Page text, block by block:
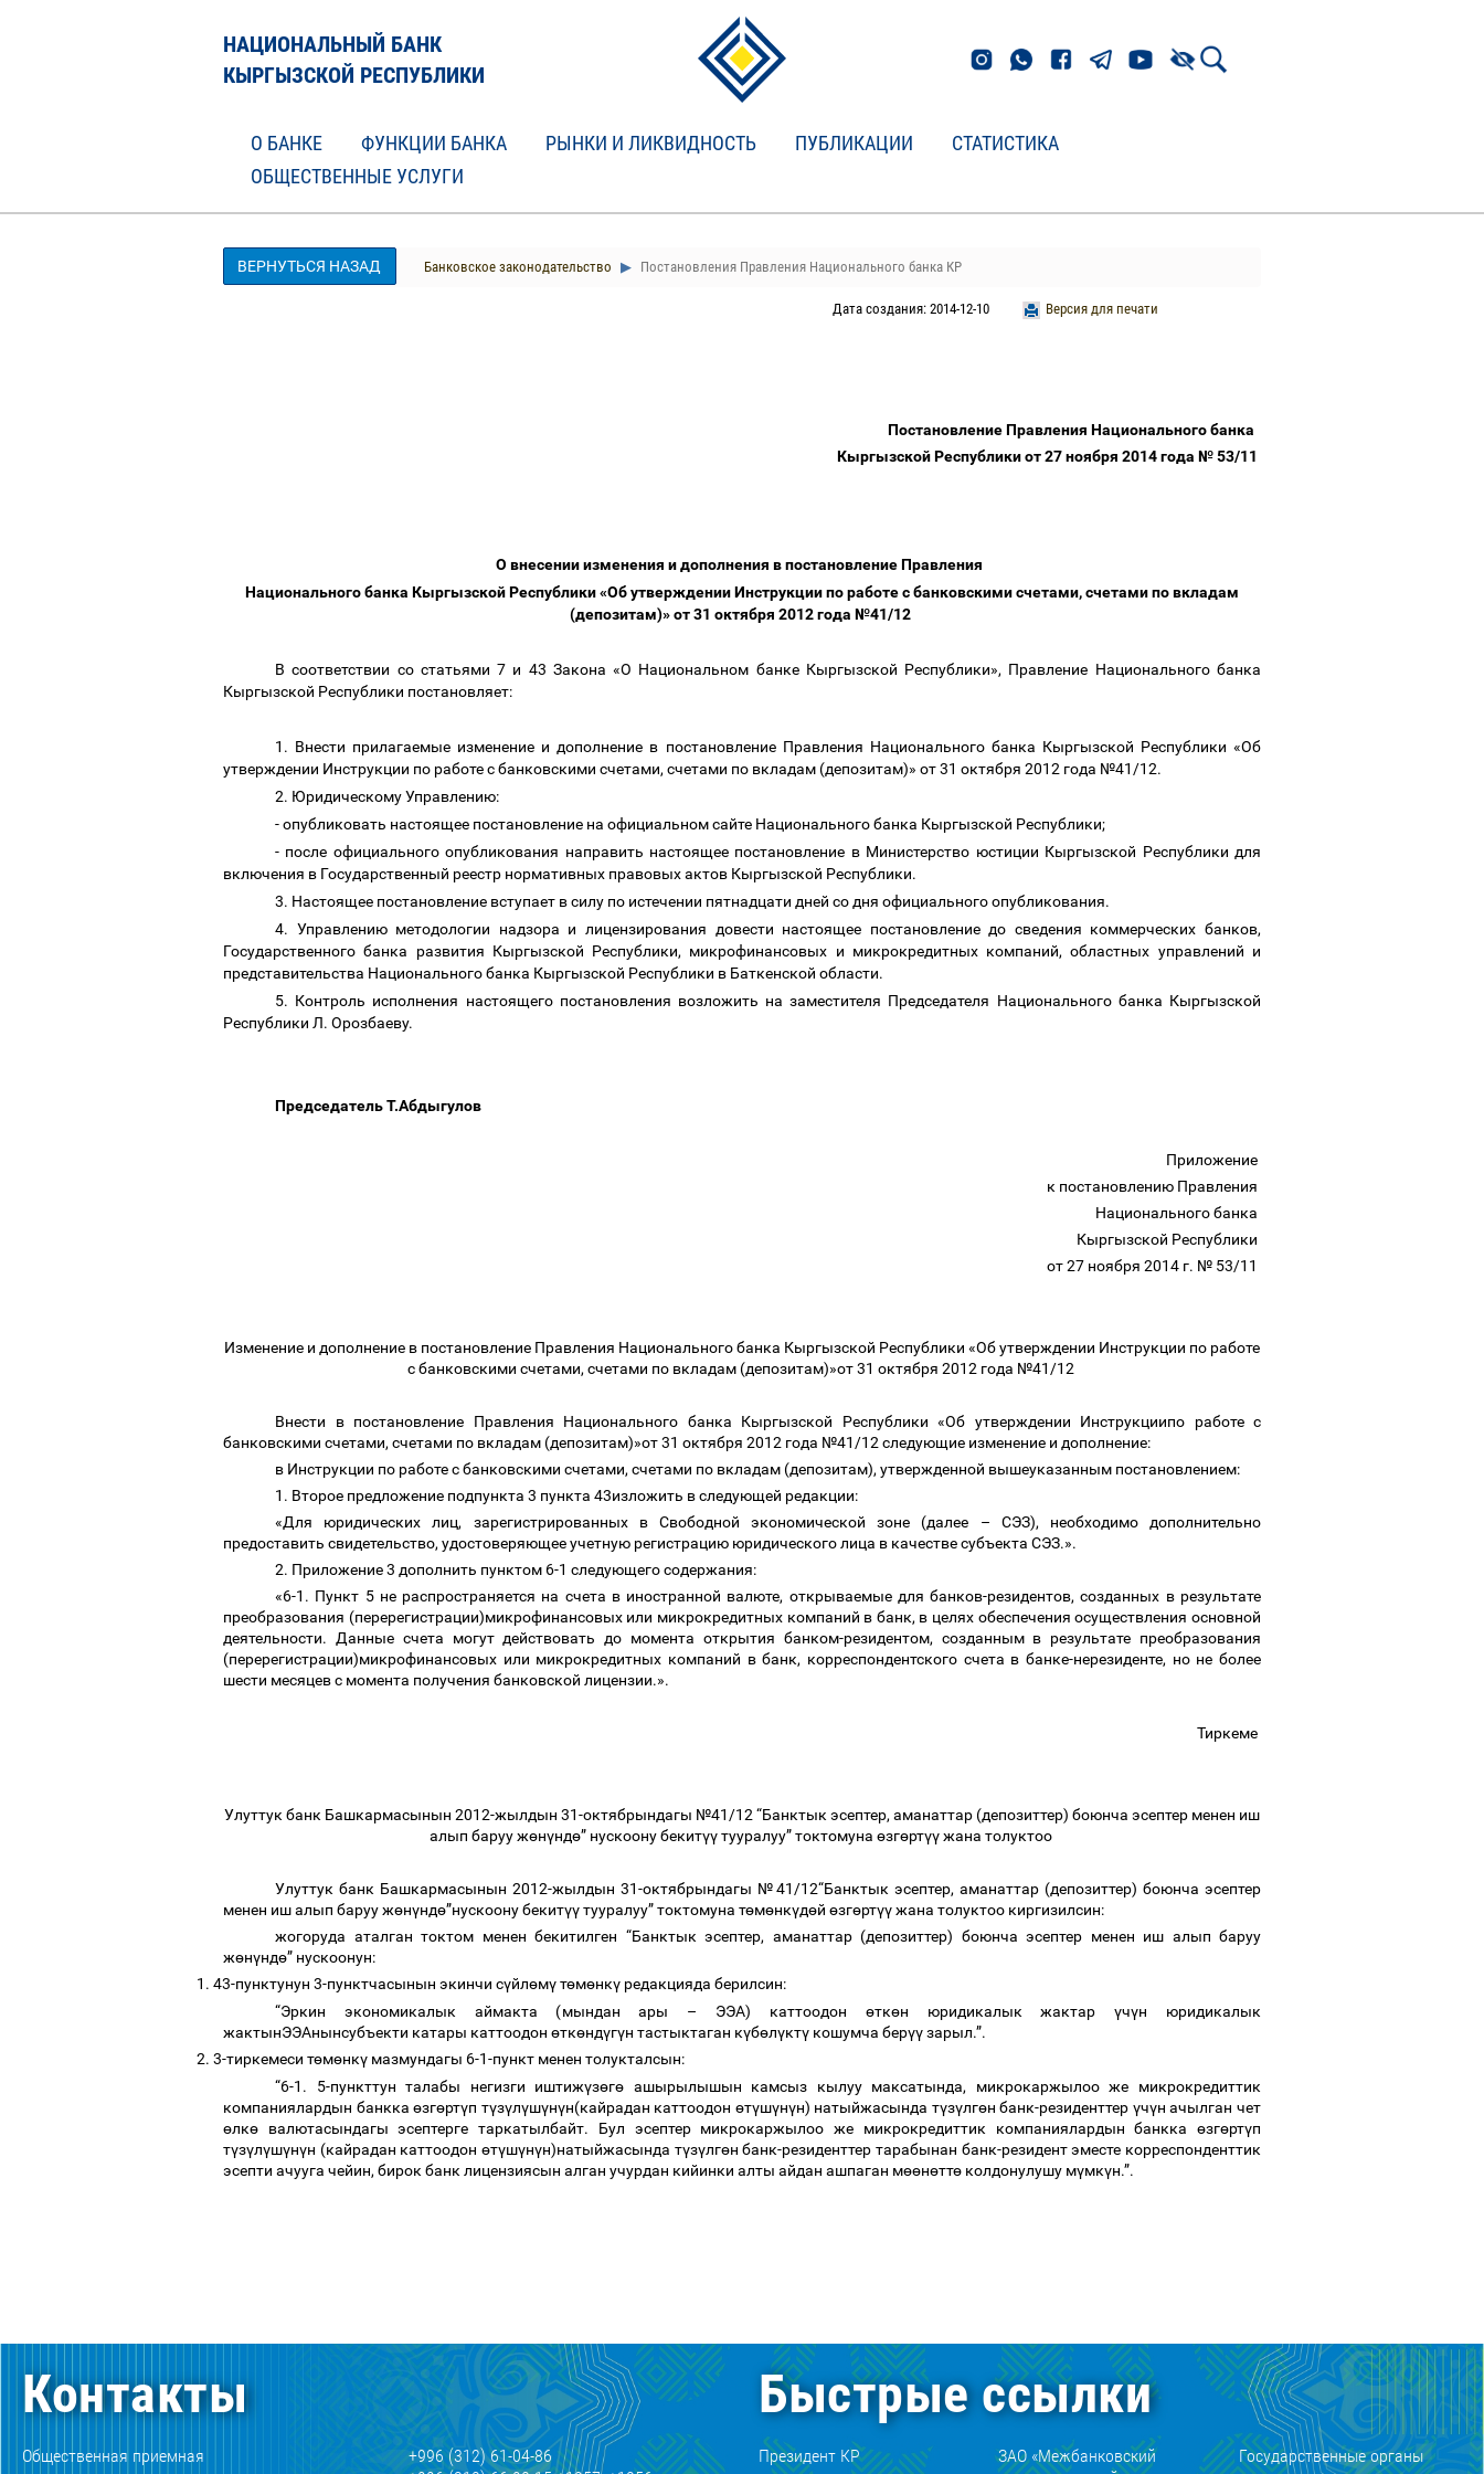
НАЦИОНАЛЬНЫЙ БАНК
КЫРГЫЗСКОЙ РЕСПУБЛИКИ
О БАНКЕ ФУНКЦИИ БАНКА РЫНКИ И ЛИКВИДНОСТЬ ПУБЛИКАЦИИ
СТАТИСТИКА
ОБЩЕСТВЕННЫЕ УСЛУГИ
ВЕРНУТЬСЯ НАЗАД Банковское законодательство Постановления Правления Национального банка КР
Версия для печати
Дата создания: 2014-12-10
Постановление Правления Национального банка
Кыргызской Республики от 27 ноября 2014 года № 53/11
О внесении изменения и дополнения в постановление Правления
Национального банка Кыргызской Республики «Об утверждении Инструкции по работе с банковскими счетами, счетами по вкладам
(депозитам)» от 31 октября 2012 года №41/12
В соответствии со статьями 7 и 43 Закона «О Национальном банке Кыргызской Республики», Правление Национального банка
Кыргызской Республики постановляет:
1. Внести прилагаемые изменение и дополнение в постановление Правления Национального банка Кыргызской Республики «Об
утверждении Инструкции по работе с банковскими счетами, счетами по вкладам (депозитам)» от 31 октября 2012 года №41/12.
2. Юридическому Управлению:
- опубликовать настоящее постановление на официальном сайте Национального банка Кыргызской Республики;
- после официального опубликования направить настоящее постановление в Министерство юстиции Кыргызской Республики для
включения в Государственный реестр нормативных правовых актов Кыргызской Республики.
3. Настоящее постановление вступает в силу по истечении пятнадцати дней со дня официального опубликования.
4. Управлению методологии надзора и лицензирования довести настоящее постановление до сведения коммерческих банков,
Государственного банка развития Кыргызской Республики, микрофинансовых и микрокредитных компаний, областных управлений и
представительства Национального банка Кыргызской Республики в Баткенской области.
5. Контроль исполнения настоящего постановления возложить на заместителя Председателя Национального банка Кыргызской
Республики Л. Орозбаеву.
Председатель Т.Абдыгулов
Приложение
к постановлению Правления
Национального банка
Кыргызской Республики
от 27 ноября 2014 г. № 53/11
Изменение и дополнение в постановление Правления Национального банка Кыргызской Республики «Об утверждении Инструкции по работе
с банковскими счетами, счетами по вкладам (депозитам)»от 31 октября 2012 года №41/12
Внести в постановление Правления Национального банка Кыргызской Республики «Об утверждении Инструкциипо работе с
банковскими счетами, счетами по вкладам (депозитам)»от 31 октября 2012 года №41/12 следующие изменение и дополнение:
в Инструкции по работе с банковскими счетами, счетами по вкладам (депозитам), утвержденной вышеуказанным постановлением:
1. Второе предложение подпункта 3 пункта 43изложить в следующей редакции:
«Для юридических лиц, зарегистрированных в Свободной экономической зоне (далее – СЭЗ), необходимо дополнительно
предоставить свидетельство, удостоверяющее учетную регистрацию юридического лица в качестве субъекта СЭЗ.».
2. Приложение 3 дополнить пунктом 6-1 следующего содержания:
«6-1. Пункт 5 не распространяется на счета в иностранной валюте, открываемые для банков-резидентов, созданных в результате
преобразования (перерегистрации)микрофинансовых или микрокредитных компаний в банк, в целях обеспечения осуществления основной
деятельности. Данные счета могут действовать до момента открытия банком-резидентом, созданным в результате преобразования
(перерегистрации)микрофинансовых или микрокредитных компаний в банк, корреспондентского счета в банке-нерезиденте, но не более
шести месяцев с момента получения банковской лицензии.».
Тиркеме
Улуттук банк Башкармасынын 2012-жылдын 31-октябрындагы №41/12 “Банктык эсептер, аманаттар (депозиттер) боюнча эсептер менен иш
алып баруу жөнүндө” нускоону бекитүүтууралуу” токтомуна өзгөртүүжана толуктоо
Улуттук банк Башкармасынын 2012-жылдын 31-октябрындагы №41/12“Банктык эсептер, аманаттар (депозиттер) боюнча эсептер
менен иш алып баруу жөнүндө”нускоону бекитүүтууралуу” токтомуна төмөнкүдөй өзгөртүүжана толуктоо киргизилсин:
жогоруда аталган токтом менен бекитилген “Банктык эсептер, аманаттар (депозиттер) боюнча эсептер менен иш алып баруу
жөнүндө” нускоонун:
1. 43-пунктунун 3-пунктчасынын экинчи сүйлөмүтөмөнкү редакцияда берилсин:
“Эркин экономикалык аймакта (мындан ары – ЭЭА) каттоодон өткөн юридикалык жактарүчүн юридикалык
жактынЭЭАнынсубъекти катары каттоодон өткөндүгүн тастыктаган күбөлүктү кошумча берүүзарыл.”.
2. 3-тиркемеси төмөнкү мазмундагы 6-1-пункт менен толукталсын:
“6-1. 5-пункттун талабы негизги иштижүзөгө ашырылышын камсыз кылуу максатында, микрокаржылоо же микрокредиттик
компаниялардын банккаөзгөртүп түзүлүшүнүн(кайрадан каттоодон өтүшүнүн) натыйжасында түзүлгөн банк-резиденттер үчүн ачылган чет
өлкө валютасындагы эсептерге таркатылбайт. Бул эсептер микрокаржылоо же микрокредиттик компаниялардын банкка өзгөртүп
түзүлүшүнүн (кайрадан каттоодон өтүшүнүн)натыйжасында түзүлгөн банк-резиденттер тарабынан банк-резидент эместе корреспонденттик
эсепти ачууга чейин, бирок банк лицензиясын алган учурдан кийинки алты айдан ашпаган мөөнөттө колдонулушу мүмкүн.”.
Контакты
Общественная приемная
+996 (312) 61-04-86
Быстрые ссылки
Президент КР
ЗАО «Межбанковский
Государственные органы